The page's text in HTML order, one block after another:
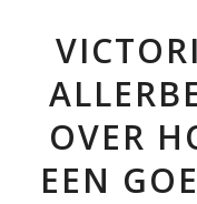
OVER
EEN